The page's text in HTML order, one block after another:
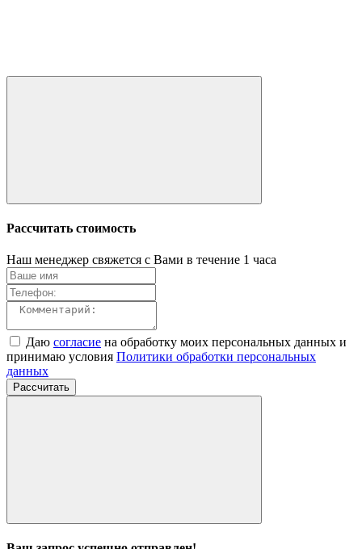
Рассчитать стоимость
Наш менеджер свяжется с Вами в течение 1 часа
Даю согласие на обработку моих персональных данных и
принимаю условия Политики обработки персональных
данных
Рассчитать